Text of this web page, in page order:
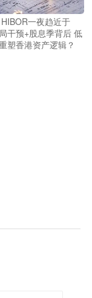
一夜趋近于
干预+股息季背后 低
塑香港资产逻辑？